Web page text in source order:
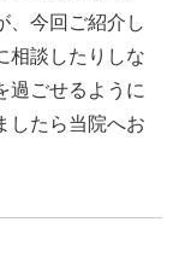
、今回ご紹介し
相談したりしな
過ごせるように
したら当院へお